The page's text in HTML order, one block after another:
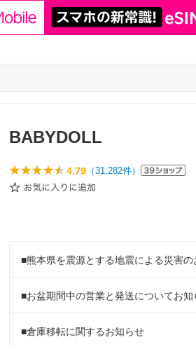
BABYDOLL
4.79 （31,282件）
■熊本県を震源とする地震による災害
■お盆期間中の営業と発送についてお知
■倉庫移転に関するお知らせ